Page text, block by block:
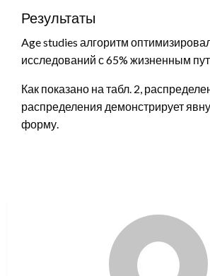
Результаты
Age studies алгоритм
исследований с 65% жизненным
Как показано на табл. 2,
распределения демонстрирует
форму.